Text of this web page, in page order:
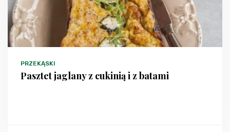
PRZEKĄSKI
Pasztet jaglany z cukinią i z batami